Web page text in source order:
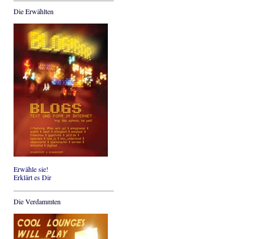
Die Erwählten
Erwähle sie!
Erklärt es Dir
Die Verdammten